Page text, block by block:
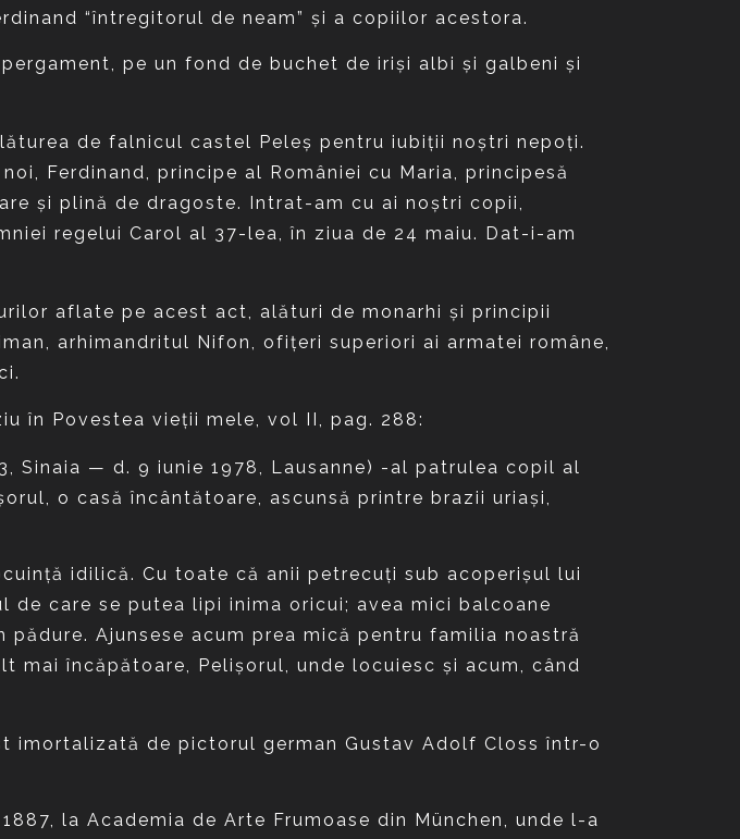
“întregitorul de neam” şi a copiilor acestora.
pe un fond de buchet de irişi albi şi galbeni şi
de falnicul castel Peleş pentru iubiţii noştri nepoţi.
Ferdinand, principe al României cu Maria, principesă
şi plină de dragoste. Intrat-am cu ai noştri copii,
regelui Carol al 37-lea, în ziua de 24 maiu. Dat-i-am
aflate pe acest act, alături de monarhi şi principii
arhimandritul Nifon, ofiţeri superiori ai armatei române,
în Povestea vieţii mele, vol II, pag. 288:
Sinaia — d. 9 iunie 1978, Lausanne) -al patrulea copil al
o casă încântătoare, ascunsă printre brazii uriaşi,
idilică. Cu toate că anii petrecuţi sub acoperişul lui
care se putea lipi inima oricui; avea mici balcoane
Ajunsese acum prea mică pentru familia noastră
mai încăpătoare, Pelişorul, unde locuiesc şi acum, când
de pictorul german Gustav Adolf Closs într-o
la Academia de Arte Frumoase din München, unde l-a